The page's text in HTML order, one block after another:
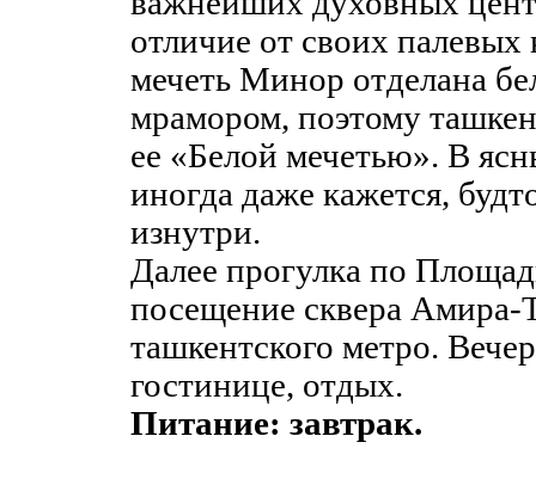
отличие от своих палевых
мечеть Минор отделана
мрамором, поэтому
ее «Белой мечетью». В
иногда даже кажется,
изнутри.
Далее прогулка по
посещение сквера Амира-
ташкентского метро.
гостинице, отдых.
Питание: завтрак.